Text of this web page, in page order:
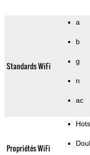
Standards WiFi
a
b
g
n
ac
Propriétés WiFi